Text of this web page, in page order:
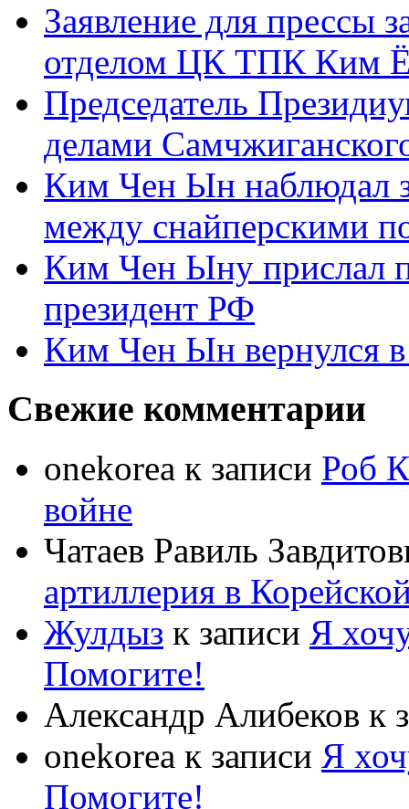
Заявление для прессы
отделом ЦК ТПК Ким
Председатель
делами
Ким Чен Ын наблюдал
между снайперскими
Ким Чен Ыну прислал
президент РФ
Ким Чен Ын вернулся
Свежие комментарии
onekorea к записи Роб
войне
Чатаев Равиль
артиллерия в
Жулдыз к записи Я
Помогите!
Александр Алибеков к
onekorea к записи Я
Помогите!